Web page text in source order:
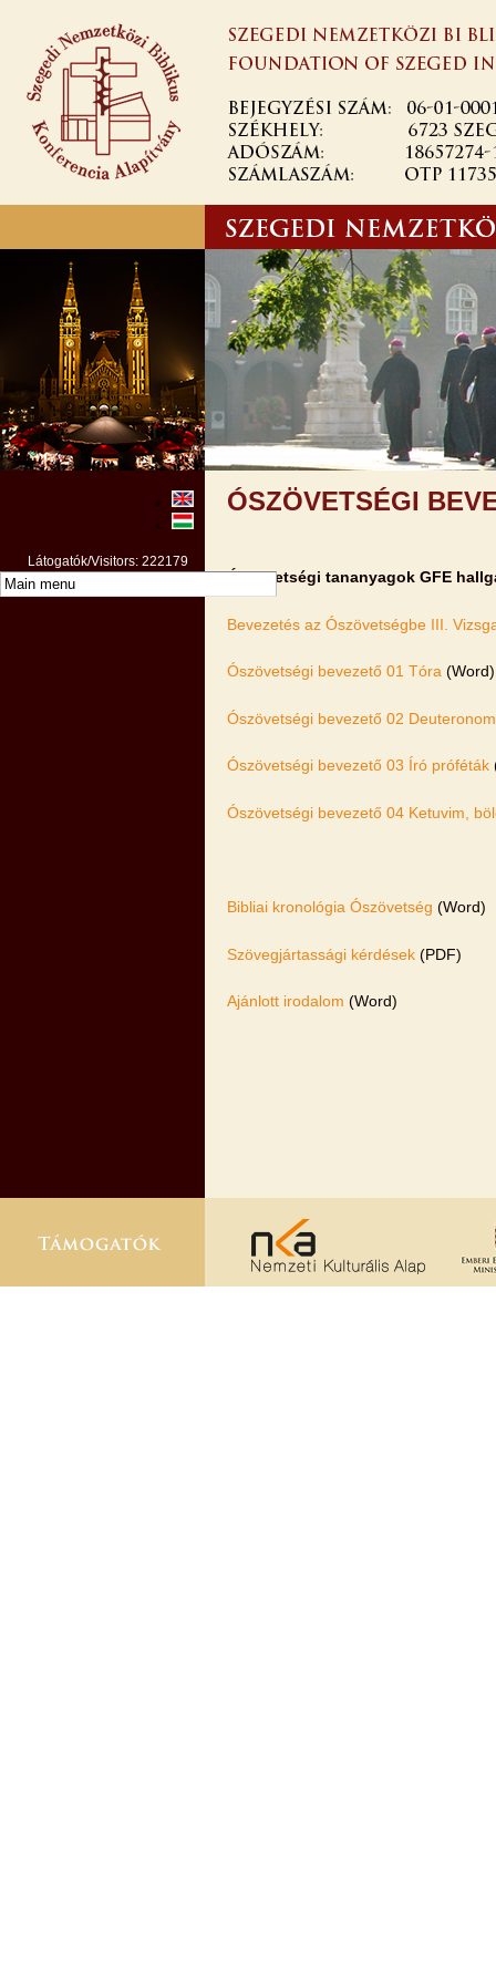
ÓSZÖVETSÉGI
Ószövetségi tananyagok GFE
Bevezetés az Ószövetségbe III.
Ószövetségi bevezető 01 Tóra (Word)
Ószövetségi bevezető 02
Ószövetségi bevezető 03 Író próféták
Ószövetségi bevezető 04 Ketuvim,
Bibliai kronológia Ószövetség (Word)
Szövegjártassági kérdések (PDF)
Ajánlott irodalom (Word)
Látogatók/Visitors: 222179